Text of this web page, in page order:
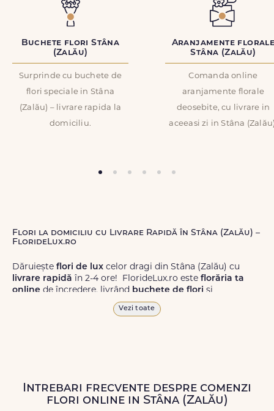
Buchete flori Stâna
(Zalău)
Surprinde cu buchete de
flori speciale in Stâna
(Zalău) – livrare rapida la
domiciliu.
Aranjamente
Stâna (Zalău)
Comanda online
aranjamente florale
deosebite, cu livrare in
aceeasi zi in Stâna
Flori la domiciliu cu Livrare Rapidă în Stâna (Zalău) –
FlorideLux.ro
Dăruiește flori de lux celor dragi din Stâna (Zalău) cu
livrare rapidă în 2-4 ore! FlorideLux.ro este florăria ta
online de încredere, livrând buchete de flori și
de calitate superioară în Stâna
(Zalău) și în toată România.
Livrăm buchete de flori chiar și înweekend, pentru ca tu
Vezi toate
Intrebari frecvente despre comenzi
flori online in Stâna (Zalău)